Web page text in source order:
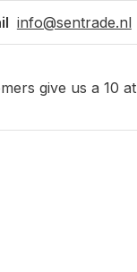
info@sentrade.nl
give us a 10 at